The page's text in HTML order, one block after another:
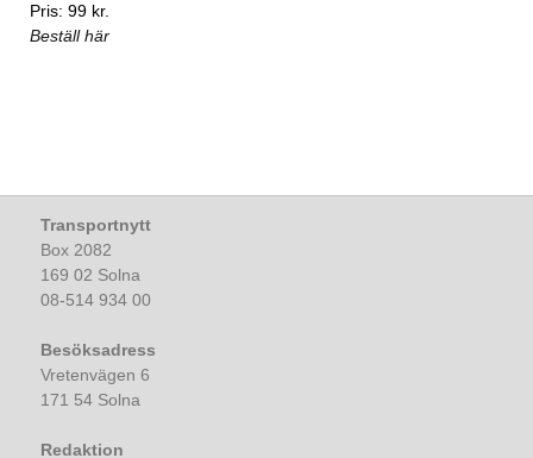
Pris: 99 kr.
Beställ här
Transportnytt
Box 2082
169 02 Solna
08-514 934 00
Besöksadress
Vretenvägen 6
171 54 Solna
Redaktion